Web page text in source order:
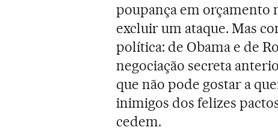
poupança em orçamento
excluir um ataque. Mas
política: de Obama e de
negociação secreta
que não pode gostar a
inimigos dos felizes
cedem.